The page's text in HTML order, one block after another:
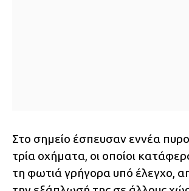
Στο σημείο έσπευσαν εννέα
τρία οχήματα, οι οποίοι
τη φωτιά γρήγορα υπό έλεγχο,